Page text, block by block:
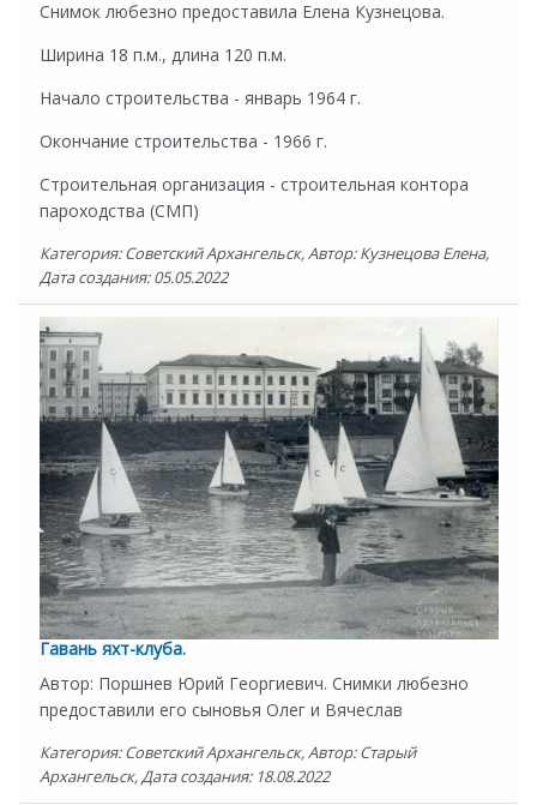
Снимок любезно предоставила Елена Кузнецова.
Ширина 18 п.м., длина 120 п.м.
Начало строительства - январь 1964 г.
Окончание строительства - 1966 г.
Строительная организация - строительная контора
пароходства (СМП)
Категория: Советский Архангельск, Автор: Кузнецова Елена,
Дата создания: 05.05.2022
Гавань яхт-клуба.
Автор: Поршнев Юрий Георгиевич. Снимки любезно
предоставили его сыновья Олег и Вячеслав
Категория: Советский Архангельск, Автор: Старый
Архангельск, Дата создания: 18.08.2022